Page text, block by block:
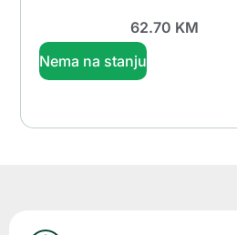
62.70 KM
Nema na stanju